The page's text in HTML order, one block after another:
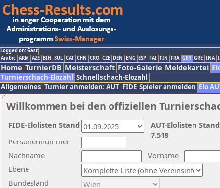
Logged on: Gast
Arabic ARM AZE BIH BUL CAT CHN CRO CZE DEN ENG ESP FAI FIN FRA GER GRE INA
Home TurnierDB Meisterschaft Foto-Galerie Meldekartei
Turnierschach-Elozahl Schnellschach-Elozahl
Allgemeines Turnier anmelden: AUT FIDE Spieler anmelden Elo
Willkommen bei den offiziellen
Nachname
Vorname
Ebene
Personennummer
Bundesland
AUT-Elolisten
7.518
FIDE-Elolisten Stand